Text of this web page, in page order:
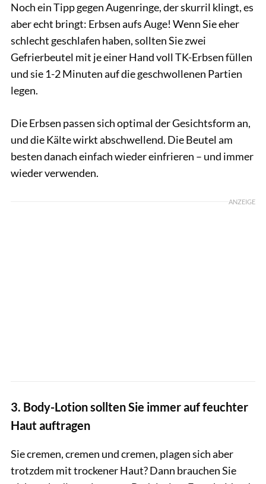
Noch ein Tipp gegen Augenringe, der skurril klingt, es
aber echt bringt: Erbsen aufs Auge! Wenn Sie eher
schlecht geschlafen haben, sollten Sie zwei
Gefrierbeutel mit je einer Hand voll TK-Erbsen füllen
und sie 1-2 Minuten auf die geschwollenen Partien
legen.
Die Erbsen passen sich optimal der Gesichtsform an,
und die Kälte wirkt abschwellend. Die Beutel am
besten danach einfach wieder einfrieren – und immer
wieder verwenden.
ANZEIGE
3. Body-Lotion sollten Sie immer auf feuchter
Haut auftragen
Sie cremen, cremen und cremen, plagen sich aber
trotzdem mit trockener Haut? Dann brauchen Sie